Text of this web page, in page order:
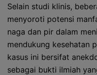
Selain studi klinis,
menyoroti potensi
naga dan pir dalam
mendukung kesehatan
kasus ini bersifat
sebagai bukti ilmiah